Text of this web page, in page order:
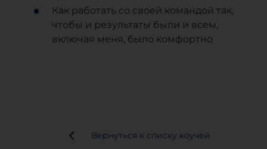
Как работать со своей командой так,
чтобы и результаты были и всем,
включая меня, было комфортно
Вернуться к списку коучей